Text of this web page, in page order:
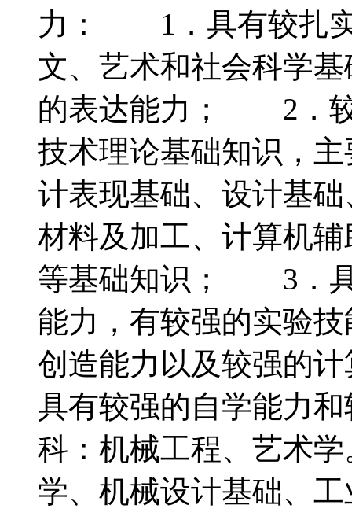
力： 1．具有较扎实
文、艺术和社会科学
的表达能力； 2．较
技术理论基础知识，
计表现基础、设计基
材料及加工、计算机
等基础知识； 3．具
能力，有较强的实验
创造能力以及较强的
具有较强的自学能力
科：机械工程、艺术
学、机械设计基础、